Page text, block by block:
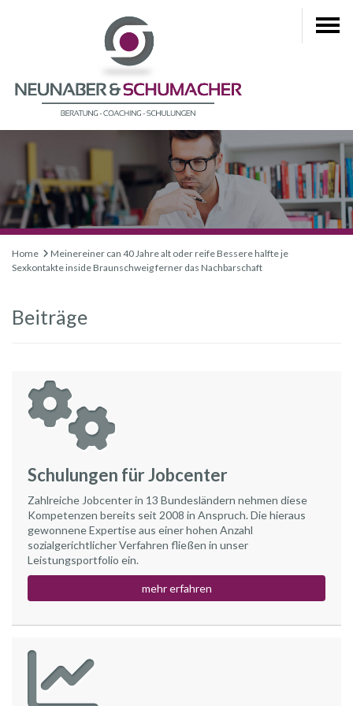
Home
Meinereiner can 40 Jahre alt oder reife Bessere halfte je
Sexkontakte inside Braunschweig ferner das Nachbarschaft
Beiträge
Schulungen für Jobcenter
Zahlreiche Jobcenter in 13 Bundesländern nehmen diese
Kompetenzen bereits seit 2008 in Anspruch. Die hieraus
gewonnene Expertise aus einer hohen Anzahl
sozialgerichtlicher Verfahren fließen in unser
Leistungsportfolio ein.
mehr erfahren